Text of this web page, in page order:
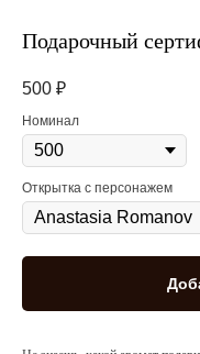
Подарочный
500 ₽
Номинал
Открытка с персонажем